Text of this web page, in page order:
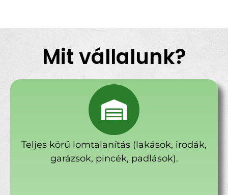
Mit vállalunk?
Teljes körű lomtalanítás (lakások, irodák,
garázsok, pincék, padlások).